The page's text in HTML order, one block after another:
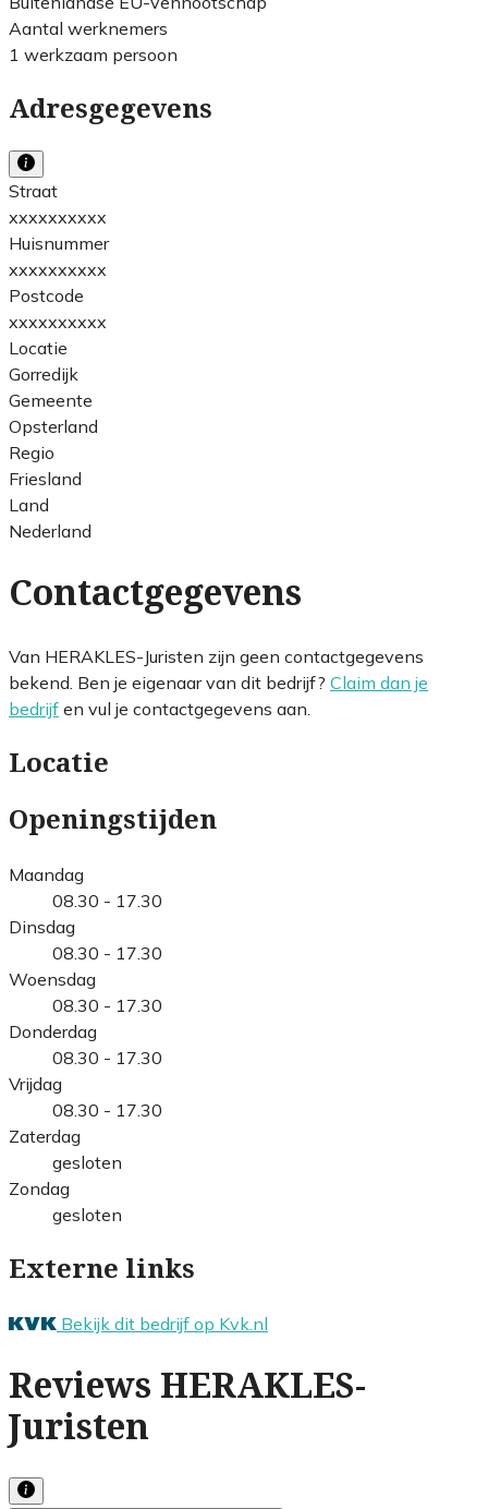
Aantal werknemers
1 werkzaam persoon
Adresgegevens
Straat
xxxxxxxxxx
Huisnummer
xxxxxxxxxx
Postcode
xxxxxxxxxx
Locatie
Gorredijk
Gemeente
Opsterland
Regio
Friesland
Land
Nederland
Contactgegevens
Van HERAKLES-Juristen zijn geen contactgegevens
bekend. Ben je eigenaar van dit bedrijf? Claim dan je
bedrijf en vul je contactgegevens aan.
Locatie
Openingstijden
Maandag
08.30 - 17.30
Dinsdag
08.30 - 17.30
Woensdag
08.30 - 17.30
Donderdag
08.30 - 17.30
Vrijdag
08.30 - 17.30
Zaterdag
gesloten
Zondag
gesloten
Externe links
Bekijk dit bedrijf op Kvk.nl
Reviews HERAKLES-
Juristen